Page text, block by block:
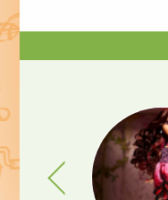
Previous